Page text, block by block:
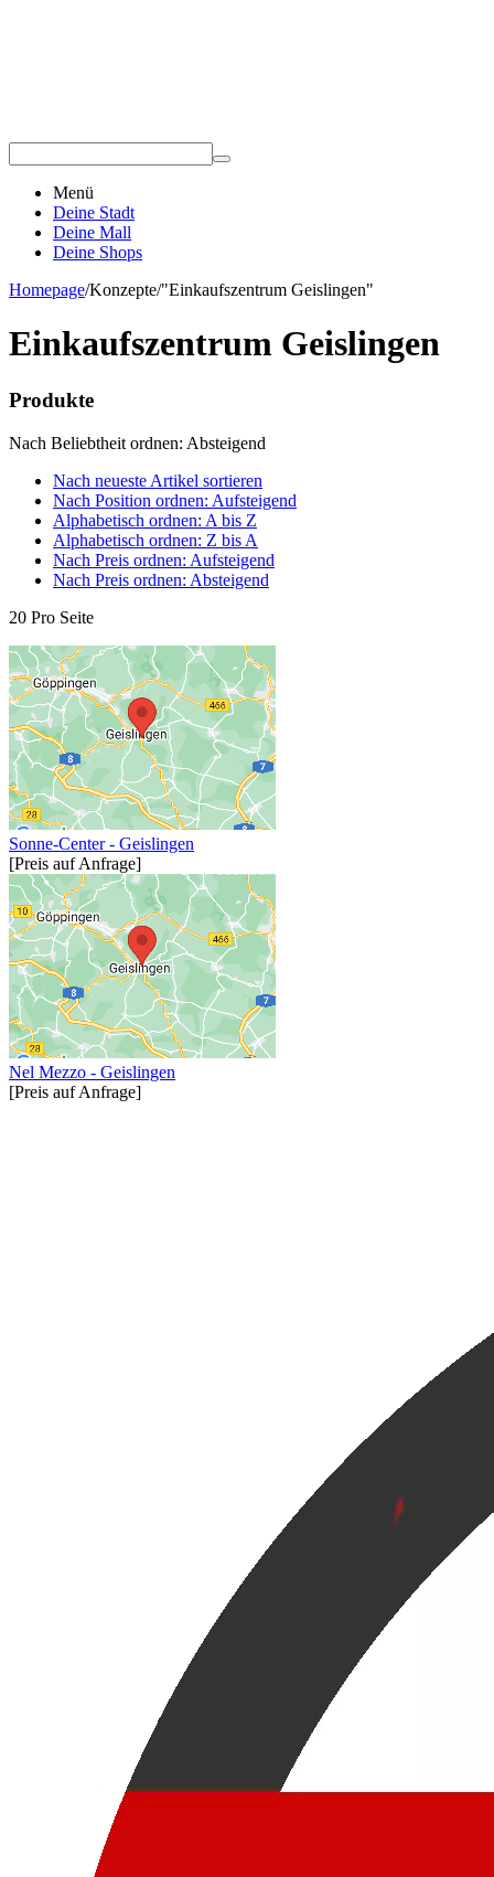
Menü
Deine Stadt
Deine Mall
Deine Shops
Homepage/Konzepte/"Einkaufszentrum Geislingen"
Einkaufszentrum Geislingen
Produkte
Nach Beliebtheit ordnen: Absteigend
Nach neueste Artikel sortieren
Nach Position ordnen: Aufsteigend
Alphabetisch ordnen: A bis Z
Alphabetisch ordnen: Z bis A
Nach Preis ordnen: Aufsteigend
Nach Preis ordnen: Absteigend
20 Pro Seite
Sonne-Center - Geislingen
[Preis auf Anfrage]
Nel Mezzo - Geislingen
[Preis auf Anfrage]